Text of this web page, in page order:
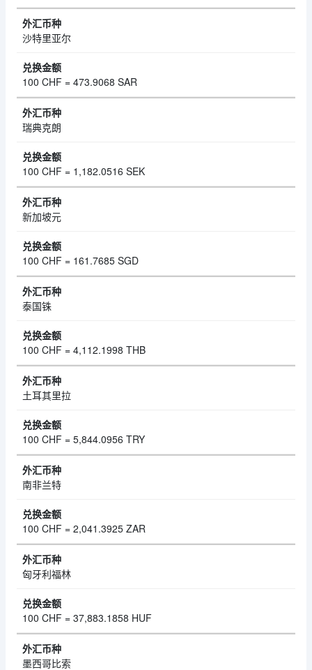
沙特里亚尔
100 CHF = 473.9068 SAR
瑞典克朗
100 CHF = 1,182.0516 SEK
新加坡元
100 CHF = 161.7685 SGD
泰国铢
100 CHF = 4,112.1998 THB
土耳其里拉
100 CHF = 5,844.0956 TRY
南非兰特
100 CHF = 2,041.3925 ZAR
匈牙利福林
100 CHF = 37,883.1858 HUF
墨西哥比索